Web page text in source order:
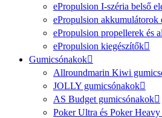
ePropulsion I-széria belső
ePropulsion akkumulátorok
ePropulsion propellerek és
ePropulsion kiegészítők
Gumicsónakok
Allroundmarin Kiwi
JOLLY gumicsónakok
AS Budget gumicsónakok
Poker Ultra és Poker